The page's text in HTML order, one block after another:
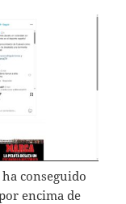
conseguido
encima de